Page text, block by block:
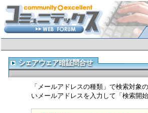
「メールアドレスの種類」で検索対象
いメールアドレスを入力して「検索開